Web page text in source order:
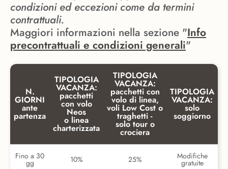
condizioni ed eccezioni come da termini
contrattuali.
Maggiori informazioni nella sezione "Info
precontrattuali e condizioni generali"
N.
GIORNI
ante
partenza
TIPOLOGIA
VACANZA:
pacchetti
con volo
Neos
o linea
charterizzata
TIPOLOGIA
VACANZA:
pacchetti con
volo di linea,
voli Low Cost o
traghetti -
solo tour o
crociera
TIPOLOGIA
VACANZA:
solo
soggiorno
Fino a 30
gg 10% 25% Modifiche
gratuite